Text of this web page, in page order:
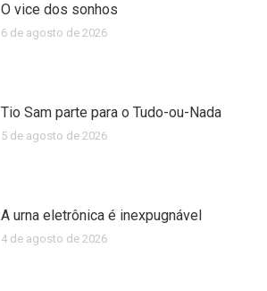
O vice dos sonhos
6 de agosto de 2026
Tio Sam parte para o Tudo-ou-Nada
5 de agosto de 2026
A urna eletrônica é inexpugnável
4 de agosto de 2026